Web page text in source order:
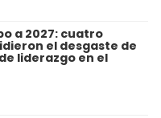
a 2027: cuatro
el desgaste de
liderazgo en el